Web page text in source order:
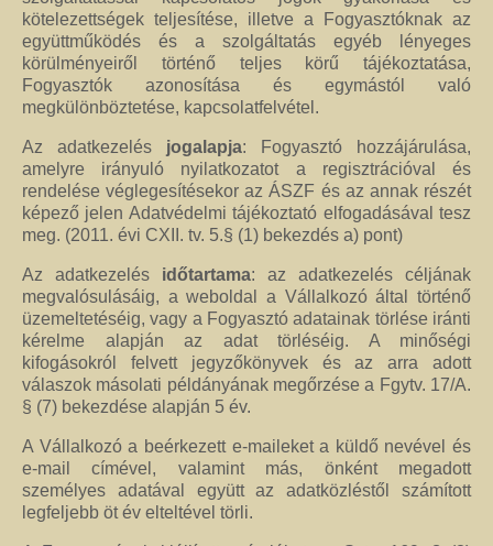
kötelezettségek teljesítése, illetve a Fogyasztóknak az
együttműködés és a szolgáltatás egyéb lényeges
körülményeiről történő teljes körű tájékoztatása,
Fogyasztók azonosítása és egymástól való
megkülönböztetése, kapcsolatfelvétel.
Az adatkezelés jogalapja: Fogyasztó hozzájárulása,
amelyre irányuló nyilatkozatot a regisztrációval és
rendelése véglegesítésekor az ÁSZF és az annak részét
képező jelen Adatvédelmi tájékoztató elfogadásával tesz
meg. (2011. évi CXII. tv. 5.§ (1) bekezdés a) pont)
Az adatkezelés időtartama: az adatkezelés céljának
megvalósulásáig, a weboldal a Vállalkozó által történő
üzemeltetéséig, vagy a Fogyasztó adatainak törlése iránti
kérelme alapján az adat törléséig. A minőségi
kifogásokról felvett jegyzőkönyvek és az arra adott
válaszok másolati példányának megőrzése a Fgytv. 17/A.
§ (7) bekezdése alapján 5 év.
A Vállalkozó a beérkezett e-maileket a küldő nevével és
e-mail címével, valamint más, önként megadott
személyes adatával együtt az adatközléstől számított
legfeljebb öt év elteltével törli.